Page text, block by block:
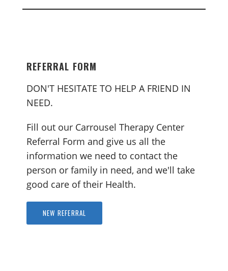
REFERRAL FORM
DON'T HESITATE TO HELP A FRIEND IN
NEED.
Fill out our Carrousel Therapy Center
Referral Form and give us all the
information we need to contact the
person or family in need, and we'll take
good care of their Health.
NEW REFERRAL